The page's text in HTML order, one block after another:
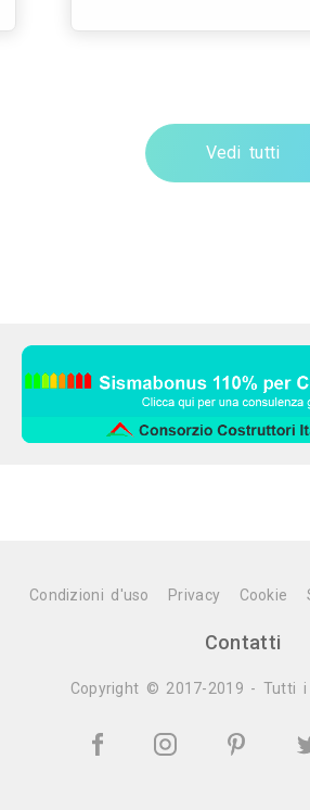
Vedi tutti
Condizioni d'uso Privacy Cookie
Contatti
Copyright © 2017-2019 - Tutti